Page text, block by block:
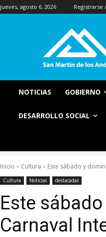
jueves, agosto 6, 2026 Registrarse
NOTICIAS GOBIERNO
DESARROLLO SOCIAL
Inicio Cultura Este sábado y
Cultura Noticias destacadas
Este
Carnaval